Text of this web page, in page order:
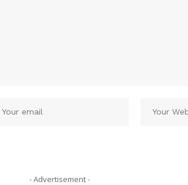
- Advertisement -